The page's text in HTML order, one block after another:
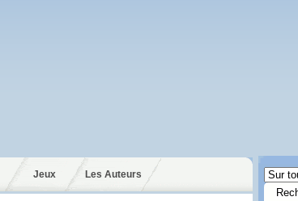
Jeux Les Auteurs